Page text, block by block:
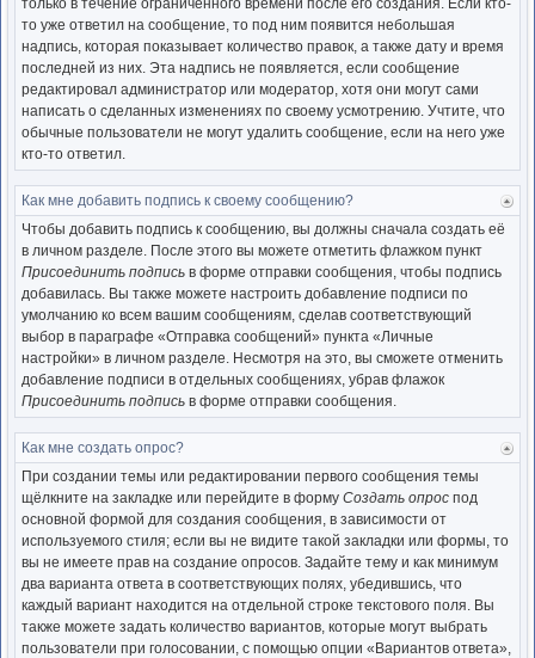
только в течение ограниченного времени после его создания. Если кто-
то уже ответил на сообщение, то под ним появится небольшая
надпись, которая показывает количество правок, а также дату и время
последней из них. Эта надпись не появляется, если сообщение
редактировал администратор или модератор, хотя они могут сами
написать о сделанных изменениях по своему усмотрению. Учтите, что
обычные пользователи не могут удалить сообщение, если на него уже
кто-то ответил.
к
Как мне добавить подпись к своему сообщению?
Чтобы добавить подпись к сообщению, вы должны сначала создать её
в личном разделе. После этого вы можете отметить флажком пункт
Присоединить подпись в форме отправки сообщения, чтобы подпись
добавилась. Вы также можете настроить добавление подписи по
умолчанию ко всем вашим сообщениям, сделав соответствующий
выбор в параграфе «Отправка сообщений» пункта «Личные
настройки» в личном разделе. Несмотря на это, вы сможете отменить
добавление подписи в отдельных сообщениях, убрав флажок
Присоединить подпись в форме отправки сообщения.
Как мне создать опрос?
При создании темы или редактировании первого сообщения темы
щёлкните на закладке или перейдите в форму Создать опрос под
основной формой для создания сообщения, в зависимости от
используемого стиля; если вы не видите такой закладки или формы, то
вы не имеете прав на создание опросов. Задайте тему и как минимум
два варианта ответа в соответствующих полях, убедившись, что
каждый вариант находится на отдельной строке текстового поля. Вы
также можете задать количество вариантов, которые могут выбрать
пользователи при голосовании, с помощью опции «Вариантов ответа»,